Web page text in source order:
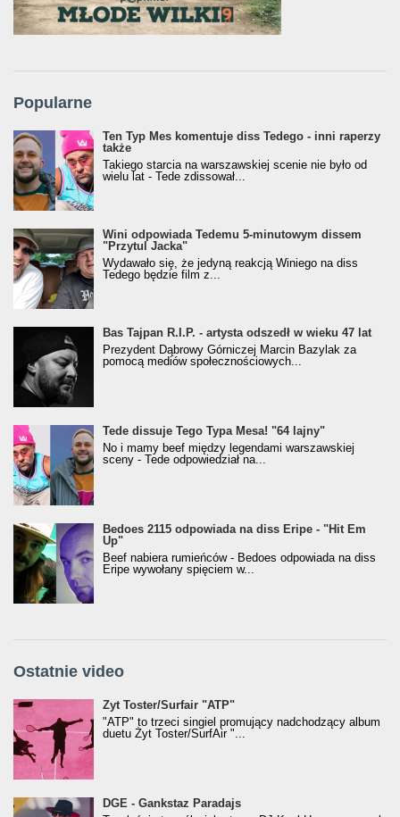
Popularne
Ten Typ Mes komentuje diss Tedego - inni raperzy
także
Takiego starcia na warszawskiej scenie nie było od
wielu lat - Tede zdissował...
Wini odpowiada Tedemu 5-minutowym dissem
"Przytul Jacka"
Wydawało się, że jedyną reakcją Winiego na diss
Tedego będzie film z...
Bas Tajpan R.I.P. - artysta odszedł w wieku 47 lat
Prezydent Dąbrowy Górniczej Marcin Bazylak za
pomocą mediów społecznościowych...
Tede dissuje Tego Typa Mesa! "64 lajny"
No i mamy beef między legendami warszawskiej
sceny - Tede odpowiedział na...
Bedoes 2115 odpowiada na diss Eripe - "Hit Em
Up"
Beef nabiera rumieńców - Bedoes odpowiada na diss
Eripe wywołany spięciem w...
Ostatnie video
Żyt Toster/SurfAir - ATP VIDEO
Żyt Toster/Surfair "ATP"
"ATP" to trzeci singiel promujący nadchodzący album
duetu Żyt Toster/SurfAir "...
donGURALesko z nagrodą za
DGE - Gankstaz Paradajs